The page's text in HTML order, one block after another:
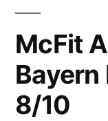
–
McFit
Bayern
8/10